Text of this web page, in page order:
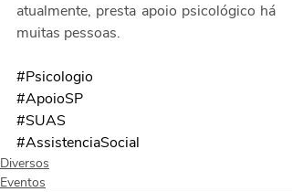
atualmente, presta apoio psicológico há
muitas pessoas.
#Psicologio
#ApoioSP
#SUAS
#AssistenciaSocial
Diversos
Eventos